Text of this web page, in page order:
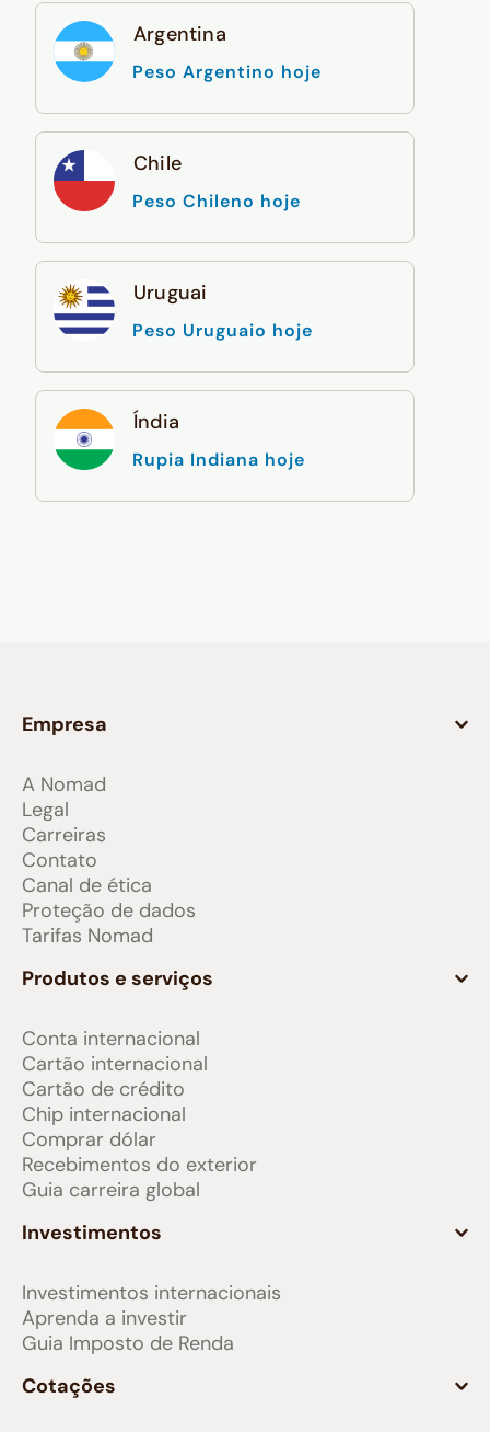
Argentina
Peso Argentino hoje
Chile
Peso Chileno hoje
Uruguai
Peso Uruguaio hoje
Índia
Rupia Indiana hoje
Empresa
A Nomad
Legal
Carreiras
Contato
Canal de ética
Proteção de dados
Tarifas Nomad
Produtos e serviços
Conta internacional
Cartão internacional
Cartão de crédito
Chip internacional
Comprar dólar
Recebimentos do exterior
Guia carreira global
Investimentos
Investimentos internacionais
Aprenda a investir
Guia Imposto de Renda
Cotações